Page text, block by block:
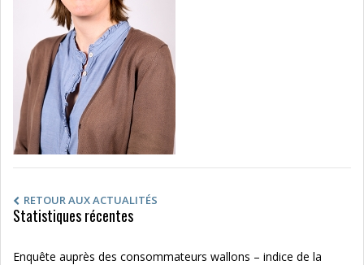
RETOUR AUX ACTUALITÉS
Statistiques récentes
Enquête auprès des consommateurs wallons – indice de la